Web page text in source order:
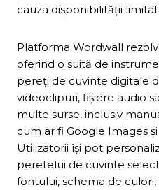
cauza disponibilității
Platforma Wordwall
oferind o suită de
pereți de cuvinte digitale
videoclipuri, fișiere audio
multe surse, inclusiv
cum ar fi Google Images
Utilizatorii își pot
peretelui de cuvinte
fontului, schema de